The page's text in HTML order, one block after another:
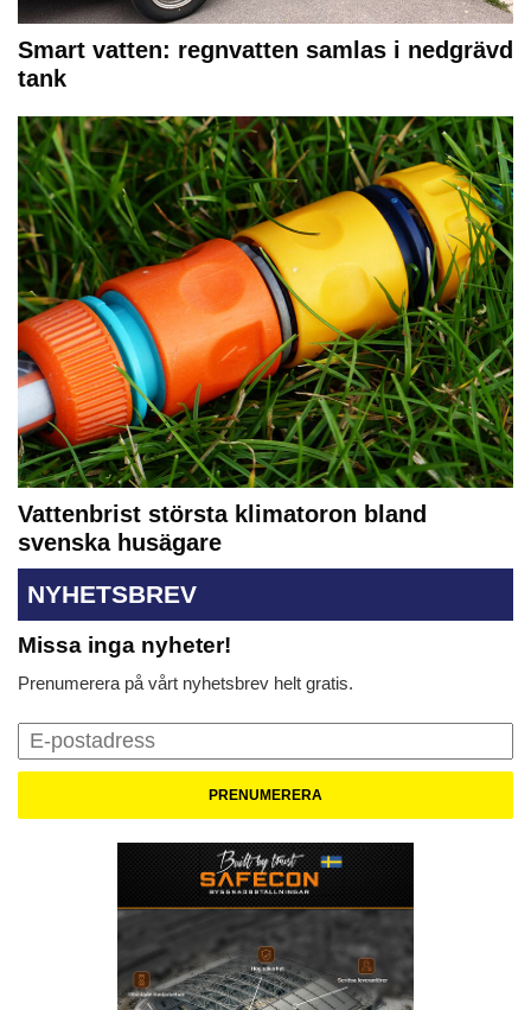
Smart vatten: regnvatten samlas i nedgrävd
tank
Vattenbrist största klimatoron bland
svenska husägare
NYHETSBREV
Missa inga nyheter!
Prenumerera på vårt nyhetsbrev helt gratis.